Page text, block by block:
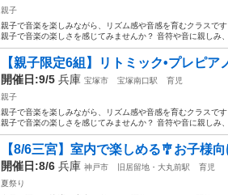
親子
親子で音楽を楽しみながら、リズム感や音感を育むクラスで
親子で音楽の楽しさを感じてみませんか？ 音符や音に親しみ
【親子限定6組】リトミック•プレピ
開催日:9/5 兵庫 宝塚市 宝塚南口駅
育児
親子
親子で音楽を楽しみながら、リズム感や音感を育むクラスで
親子で音楽の楽しさを感じてみませんか？ 音符や音に親しみ
【8/6三宮】室内で楽しめる🎐お子様
開催日:8/6 兵庫 神戸市 旧居留地・大丸前駅
育児
夏祭り